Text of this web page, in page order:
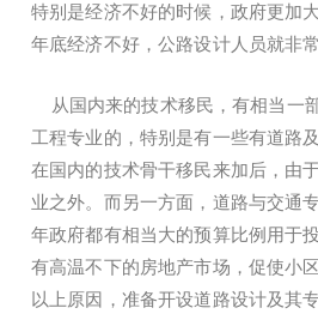
特别是经济不好的时候，政府更加
年底经济不好，公路设计人员就非常
从国内来的技术移民，有相当一
工程专业的，特别是有一些有道路
在国内的技术骨干移民来加后，由
业之外。而另一方面，道路与交通
年政府都有相当大的预算比例用于
有高温不下的房地产市场，促使小
以上原因，准备开设道路设计及其